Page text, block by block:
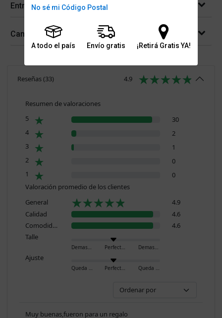
No sé mi Código Postal
A todo el país Envío gratis ¡Retirá Gratis YA!
Entregas
Cambios y devoluciones
Reseñas(33) 4.9
Resumen de valoraciones
5
30
4
2
3
1
2
0
1
0
Valoración promedio de los clientes
General
4.9
Calidad
4.6
Comodidad
4.6
Talle
Demasiado pequeño Perfecto Demasiado grande
Ajuste
Queda ajustado Perfecto Queda holgado
Muy buenas,fueron para un regalo